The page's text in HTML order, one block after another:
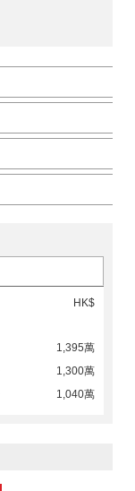
HK$
1,395萬
1,300萬
1,040萬